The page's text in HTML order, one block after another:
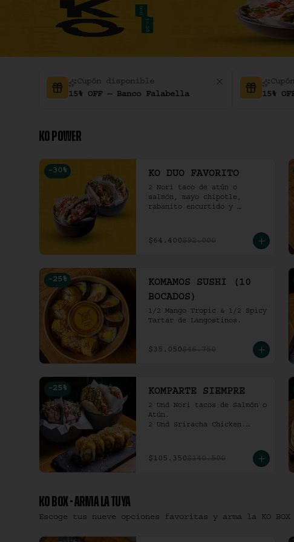
Cupón disponible
15% OFF — Banco Falabella
15%
KO POWER
-30 % KO DUO FAVORITO
2 Nori taco de atún o
salmón, mayo chipotle,
rabanito encurtido y
de repollo y mayo picante en
bao buns.
$64.400$92.000
-25 %
KOMAMOS SUSHI (10
BOCADOS)
1/2 Mango Tropic & 1/2 Spicy
Tartar de Langostinos.
$35.050$46.750
-25 % KOMPARTE SIEMPRE
2 Und Nori tacos de Salmón o
Atún.
2 Und Sriracha Chicken.
$105.350$140.500
KO BOX - ARMA LA TUYA
Escoge tus nueve opciones favoritas y arma la KO